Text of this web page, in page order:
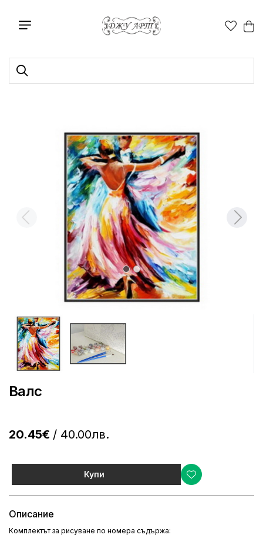
Валс
20.45€ / 40.00лв.
Купи
Описание
Комплектът за рисуване по номера съдържа: